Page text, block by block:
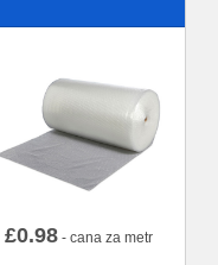
£0.98- cana za metr